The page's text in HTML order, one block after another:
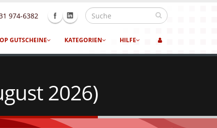
974-6382
GUTSCHEINE KATEGORIEN HILFE
2026)